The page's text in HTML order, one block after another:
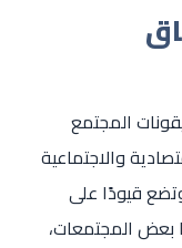
المجتمع
والاجتماعية
قيودًا على
بعض المجتمعات،